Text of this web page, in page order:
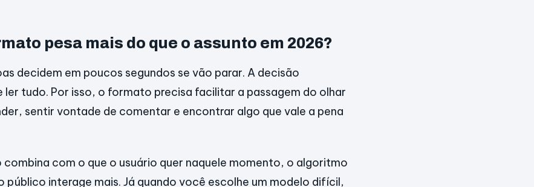
pesa mais do que o assunto em 2026?
decidem em poucos segundos se vão parar. A decisão
tudo. Por isso, o formato precisa facilitar a passagem do olhar
sentir vontade de comentar e encontrar algo que vale a pena
com o que o usuário quer naquele momento, o algoritmo
público interage mais. Já quando você escolhe um modelo difícil,